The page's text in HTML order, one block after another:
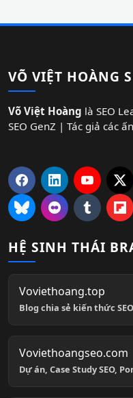
VÕ VIỆT HOÀNG
Võ Việt Hoàng là SEO
SEO GenZ | Tác giả các
HỆ SINH THÁI
Voviethoang.top
Blog chia sẻ kiến thức
Voviethoangseo.com
Dự án, Case Study SEO,